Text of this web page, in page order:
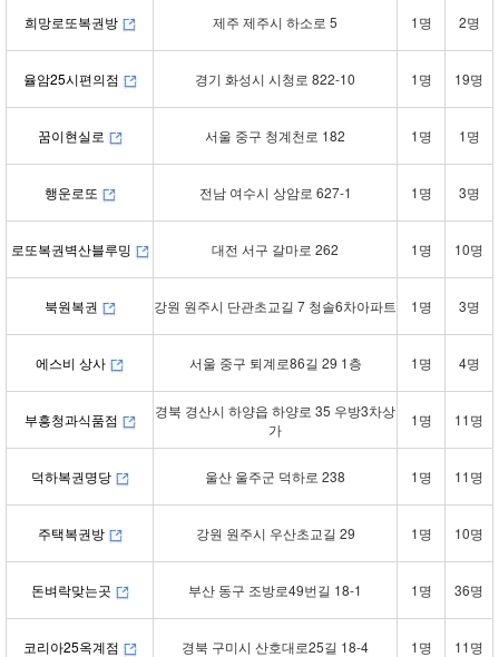
희망로또복권방 제주 제주시 하소로 5 1명 2명
율암25시편의점 경기 화성시 시청로 822-10 1명 19명
꿈이현실로 서울 중구 청계천로 182 1명 1명
행운로또 전남 여수시 상암로 627-1 1명 3명
로또복권벽산블루밍 대전 서구 갈마로 262 1명 10명
북원복권 강원 원주시 단관초교길 7 청솔6차아파트 1명 3명
에스비 상사 서울 중구 퇴계로86길 29 1층 1명 4명
부흥청과식품점
경북 경산시 하양읍 하양로 35 우방3차상
가
1명 11명
덕하복권명당 울산 울주군 덕하로 238 1명 11명
주택복권방 강원 원주시 우산초교길 29 1명 10명
돈벼락맞는곳 부산 동구 조방로49번길 18-1 1명 36명
코리아25옥계점 경북 구미시 산호대로25길 18-4 1명 11명